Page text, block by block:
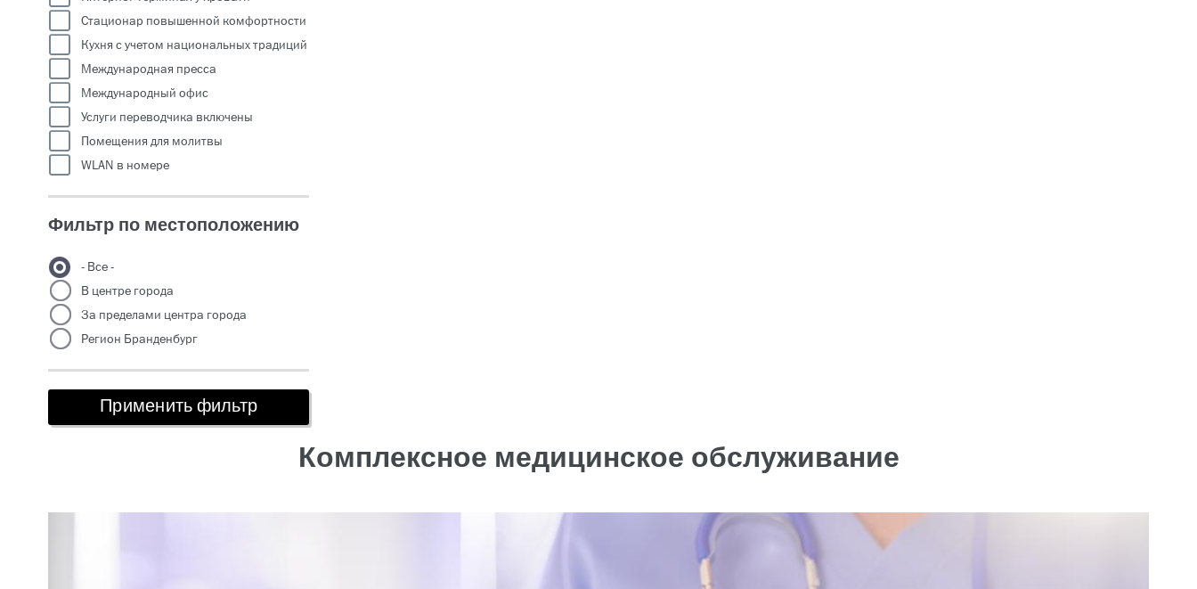
Стационар повышенной комфортности
Кухня с учетом национальных традиций
Международная пресса
Международный офис
Услуги переводчика включены
Помещения для молитвы
WLAN в номере
Фильтр по местоположению
- Все -
В центре города
За пределами центра города
Регион Бранденбург
Комплексное медицинское обслуживание